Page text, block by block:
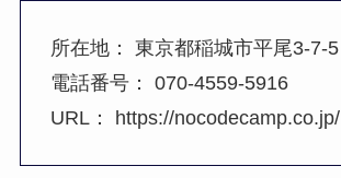
所在地： 東京都稲城市平尾3-7-5
電話番号： 070-4559-5916
URL： https://nocodecamp.co.jp/